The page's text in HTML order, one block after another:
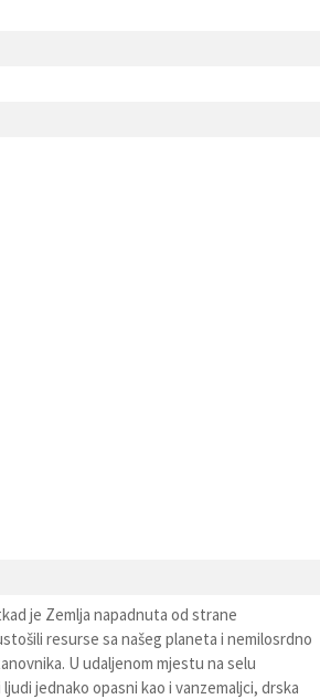
je Zemlja napadnuta od strane
resurse sa našeg planeta i nemilosrdno
U udaljenom mjestu na selu
jednako opasni kao i vanzemaljci, drska